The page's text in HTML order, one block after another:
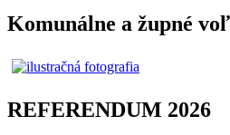
Komunálne a župné
REFERENDUM 2026